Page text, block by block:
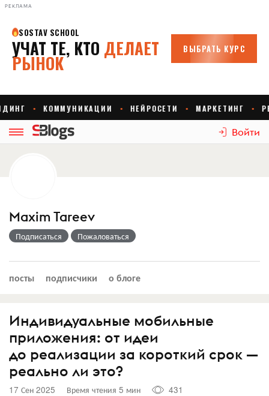
РЕКЛАМА
Войти
Maxim Tareev
Подписаться Пожаловаться
посты подписчики о блоге
Индивидуальные мобильные
приложения: от идеи
до реализации за короткий срок —
реально ли это?
17 Сен 2025 Время чтения 5 мин
431